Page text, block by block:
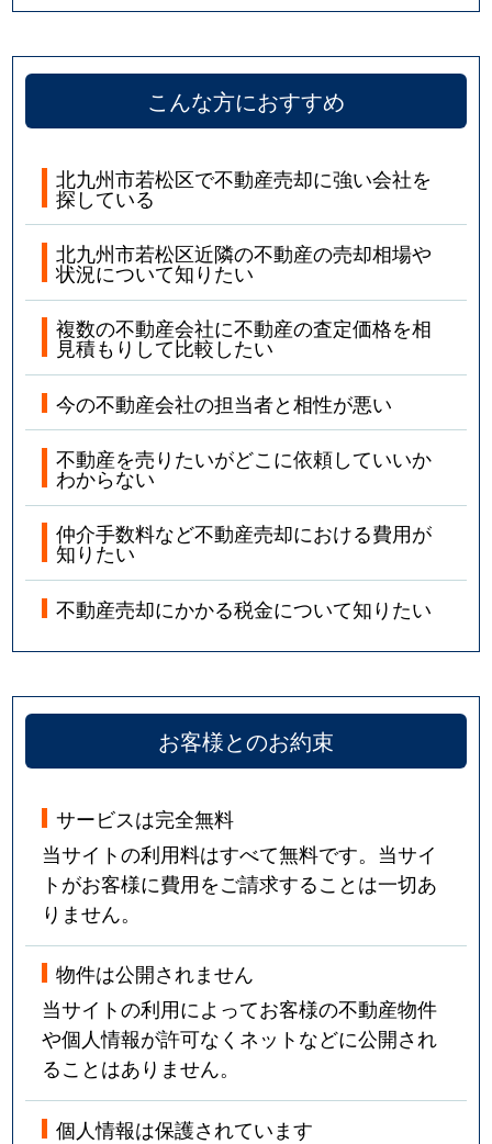
こんな方におすすめ
北九州市若松区で不動産売却に強い会社を
探している
北九州市若松区近隣の不動産の売却相場や
状況について知りたい
複数の不動産会社に不動産の査定価格を相
見積もりして比較したい
今の不動産会社の担当者と相性が悪い
不動産を売りたいがどこに依頼していいか
わからない
仲介手数料など不動産売却における費用が
知りたい
不動産売却にかかる税金について知りたい
お客様とのお約束
サービスは完全無料
当サイトの利用料はすべて無料です。当サイ
トがお客様に費用をご請求することは一切あ
りません。
物件は公開されません
当サイトの利用によってお客様の不動産物件
や個人情報が許可なくネットなどに公開され
ることはありません。
個人情報は保護されています